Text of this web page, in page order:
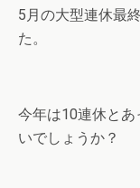
5月の大型連休最
た。
今年は10連休と
いでしょうか？